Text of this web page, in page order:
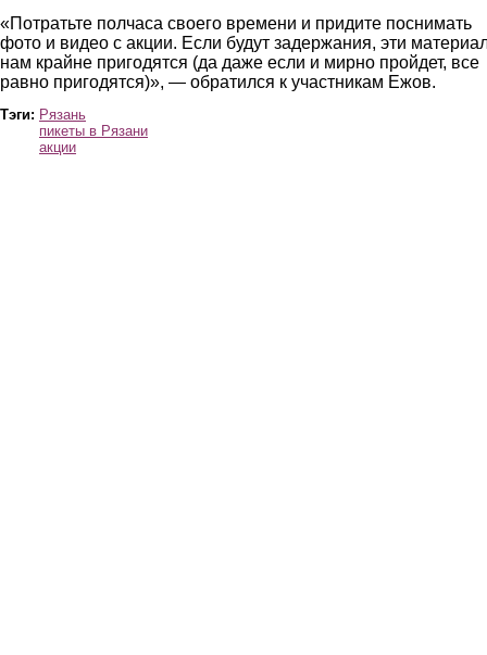
«Потратьте полчаса своего времени и придите поснимать
фото и видео с акции. Если будут задержания, эти
нам крайне пригодятся (да даже если и мирно пройдет, все
равно пригодятся)», — обратился к участникам Ежов.
Тэги: Рязань
пикеты в Рязани
акции